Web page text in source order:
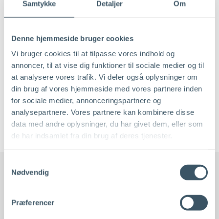
Samtykke Detaljer Om
Denne hjemmeside bruger cookies
Vi bruger cookies til at tilpasse vores indhold og
annoncer, til at vise dig funktioner til sociale medier og til
at analysere vores trafik. Vi deler også oplysninger om
din brug af vores hjemmeside med vores partnere inden
for sociale medier, annonceringspartnere og
analysepartnere. Vores partnere kan kombinere disse
data med andre oplysninger, du har givet dem, eller som
de har indsamlet fra din brug af deres tjenester.
cookiepolitik
Nødvendig
PræferencerVi fastholder et vedvarende
fokus på værdiskabelse